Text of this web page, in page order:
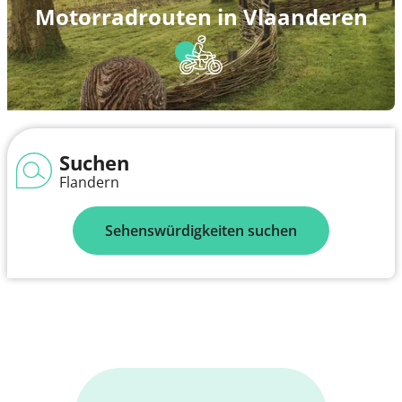
Motorradrouten in Vlaanderen
Suchen
Flandern
Sehenswürdigkeiten suchen